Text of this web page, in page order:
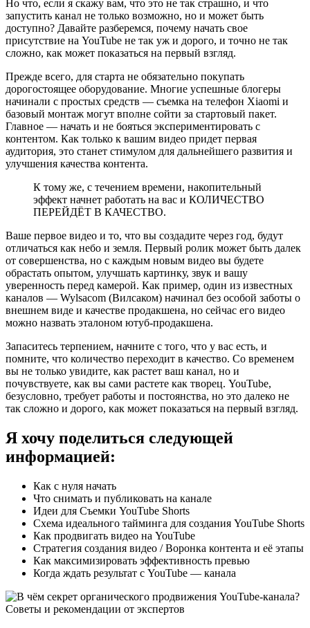
Но что, если я скажу вам, что это не так страшно, и что
запустить канал не только возможно, но и может быть
доступно? Давайте разберемся, почему начать свое
присутствие на YouTube не так уж и дорого, и точно не так
сложно, как может показаться на первый взгляд.
Прежде всего, для старта не обязательно покупать
дорогостоящее оборудование. Многие успешные блогеры
начинали с простых средств — съемка на телефон Xiaomi и
базовый монтаж могут вполне сойти за стартовый пакет.
Главное — начать и не бояться экспериментировать с
контентом. Как только к вашим видео придет первая
аудитория, это станет стимулом для дальнейшего развития и
улучшения качества контента.
К тому же, с течением времени, накопительный
эффект начнет работать на вас и КОЛИЧЕСТВО
ПЕРЕЙДЁТ В КАЧЕСТВО.
Ваше первое видео и то, что вы создадите через год, будут
отличаться как небо и земля. Первый ролик может быть далек
от совершенства, но с каждым новым видео вы будете
обрастать опытом, улучшать картинку, звук и вашу
уверенность перед камерой. Как пример, один из известных
каналов — Wylsacom (Вилсаком) начинал без особой заботы о
внешнем виде и качестве продакшена, но сейчас его видео
можно назвать эталоном ютуб-продакшена.
Запаситесь терпением, начните с того, что у вас есть, и
помните, что количество переходит в качество. Со временем
вы не только увидите, как растет ваш канал, но и
почувствуете, как вы сами растете как творец. YouTube,
безусловно, требует работы и постоянства, но это далеко не
так сложно и дорого, как может показаться на первый взгляд.
Я хочу поделиться следующей
информацией:
Как с нуля начать
Что снимать и публиковать на канале
Идеи для Съемки YouTube Shorts
Схема идеального тайминга для создания YouTube Shorts
Как продвигать видео на YouTube
Стратегия создания видео / Воронка контента и её этапы
Как максимизировать эффективность превью
Когда ждать результат с YouTube — канала